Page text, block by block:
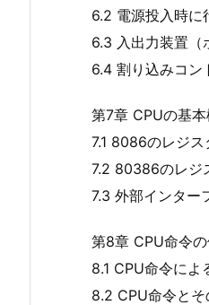
6.2 電源投入時に
6.3 入出力装置（
6.4 割り込みコン
第7章 CPUの基
7.1 8086のレジス
7.2 80386のレジ
7.3 外部インタ
第8章 CPU命令
8.1 CPU命令によ
8.2 CPU命令とそ